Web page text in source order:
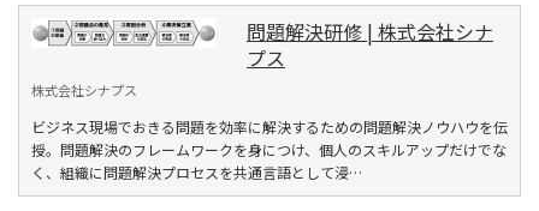
問題解決研修 | 株式会社シナ
プス
株式会社シナプス
ビジネス現場でおきる問題を効率に解決するための問題解決ノウハウを伝
授。問題解決のフレームワークを身につけ、個人のスキルアップだけでな
く、組織に問題解決プロセスを共通言語として浸…